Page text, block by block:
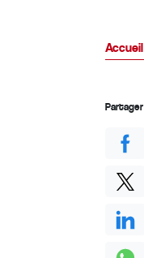
Accueil
Partager